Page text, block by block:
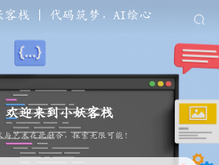
欢迎来到小妖客栈
代码筑梦，AI绘心